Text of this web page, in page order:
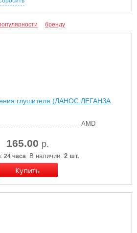
бренду
глушителя (ЛАНОС ЛЕГАНЗА
AMD
165.00 р.
24 часа В наличии: 2 шт.